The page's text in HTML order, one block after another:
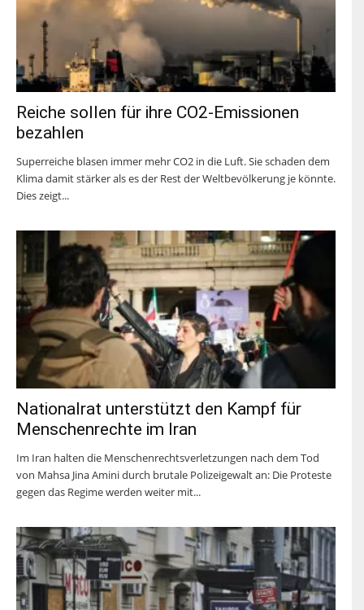
Reiche sollen für ihre CO2-Emissionen
bezahlen
Superreiche blasen immer mehr CO2 in die Luft. Sie schaden dem
Klima damit stärker als es der Rest der Weltbevölkerung je könnte.
Dies zeigt...
Nationalrat unterstützt den Kampf für
Menschenrechte im Iran
Im Iran halten die Menschenrechtsverletzungen nach dem Tod
von Mahsa Jina Amini durch brutale Polizeigewalt an: Die Proteste
gegen das Regime werden weiter mit...